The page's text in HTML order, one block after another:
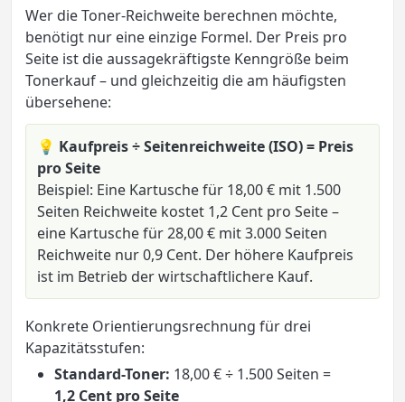
Wer die Toner-Reichweite berechnen möchte,
benötigt nur eine einzige Formel. Der Preis pro
Seite ist die aussagekräftigste Kenngröße beim
Tonerkauf – und gleichzeitig die am häufigsten
übersehene:
💡 Kaufpreis ÷ Seitenreichweite (ISO) = Preis
pro Seite
Beispiel: Eine Kartusche für 18,00 € mit 1.500
Seiten Reichweite kostet 1,2 Cent pro Seite –
eine Kartusche für 28,00 € mit 3.000 Seiten
Reichweite nur 0,9 Cent. Der höhere Kaufpreis
ist im Betrieb der wirtschaftlichere Kauf.
Konkrete Orientierungsrechnung für drei
Kapazitätsstufen:
Standard-Toner: 18,00 € ÷ 1.500 Seiten =
1,2 Cent pro Seite